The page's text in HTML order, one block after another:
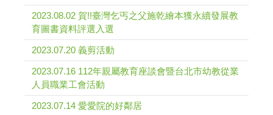
2023.08.02 賀!!臺灣乞丐之父施乾繪本獲永續發展教
育圖書資料評選入選
2023.07.20 義剪活動
2023.07.16 112年親屬教育座談會暨台北市幼教從業
人員職業工會活動
2023.07.14 愛愛院的好鄰居